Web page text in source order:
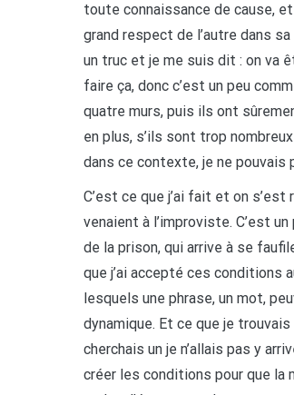
toute connaissance de cause,
grand respect de l’autre dans
un truc et je me suis dit : on va
faire ça, donc c’est un peu
quatre murs, puis ils ont
en plus, s’ils sont trop
dans ce contexte, je ne pouvais
C’est ce que j’ai fait et on
venaient à l’improviste. C’est
de la prison, qui arrive à se
que j’ai accepté ces conditions
lesquels une phrase, un mot,
dynamique. Et ce que je
cherchais un je n’allais pas y
créer les conditions pour que la